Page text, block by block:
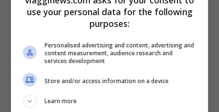
telecamere di sorveglianza, hanno riferito i
mentre entrava in bagno, alle 18:14, e
pochi minuti dopo, alle 18:17, hanno ripreso
un’altra persona, presumibilmente una
donna, mentre usciva con un
use your personal data for the following
purposes:
Personalised advertising and content, advertising and
content measurement, audience research and
services development
Store and/or access information on a device
Learn more